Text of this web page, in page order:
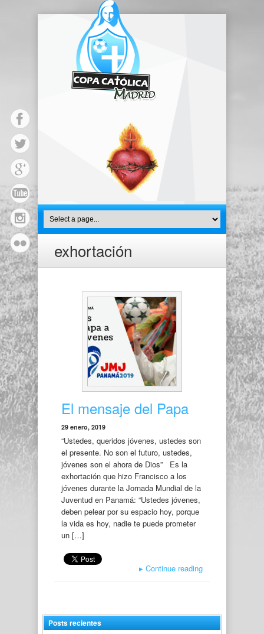
exhortación
El mensaje del Papa
29 enero, 2019
“Ustedes, queridos jóvenes, ustedes son
el presente. No son el futuro, ustedes,
jóvenes son el ahora de Dios” Es la
exhortación que hizo Francisco a los
jóvenes durante la Jornada Mundial de la
Juventud en Panamá: “Ustedes jóvenes,
deben pelear por su espacio hoy, porque
la vida es hoy, nadie te puede prometer
un […]
▸ Continue reading
Posts recientes